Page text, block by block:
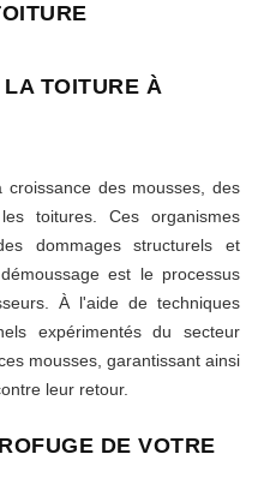
TOITURE À
des mousses, des
toitures. Ces organismes
dommages structurels et
est le processus
À l'aide de techniques
expérimentés du secteur
mousses, garantissant ainsi
leur retour.
DE VOTRE